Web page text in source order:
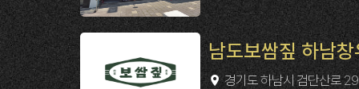
남도보쌈짚 하남
경기도 하남시 검단산로